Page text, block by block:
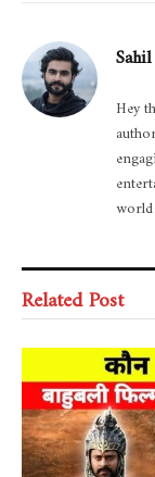
Sahil
Hey
Related Post